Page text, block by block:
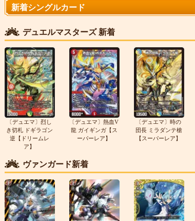
新着シングルカード
デュエルマスターズ 新着
〔デュエマ〕烈し
き切札 ドギラゴン
逆【ドリームレ
ア】
〔デュエマ〕熱血V
龍 ガイギンガ【ス
ーパーレア】
〔デュエマ〕時の
団長 ミラダンテ槍
【スーパーレア】
ヴァンガード新着